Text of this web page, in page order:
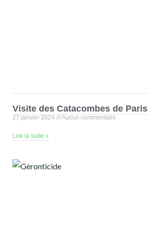
Visite des Catacombes de Paris
27 janvier 2024 Aucun commentaire
Lire la suite »